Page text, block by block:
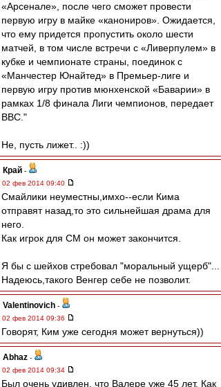
«Арсенале», после чего сможет провести
первую игру в майке «канониров». Ожидается,
что ему придется пропустить около шести
матчей, в том числе встречи с «Ливерпулем» в
кубке и чемпионате страны, поединок с
«Манчестер Юнайтед» в Премьер-лиге и
первую игру против мюнхенской «Баварии» в
рамках 1/8 финала Лиги чемпионов, передает
ВВС."
Не, пусть лижет.. :))
Край -
02 фев 2014 09:40
Смайлики неуместны,имхо--если Кима
отправят назад,то это сильнейшая драма для
него.
Как игрок для СМ он может закончится.
Я бы с шейхов стребовал "моральный ущерб"...
Надеюсь,такого Венгер себе не позволит.
Valentinovich -
02 фев 2014 09:36
Говорят, Ким уже сегодня может вернуться))
Abhaz -
02 фев 2014 09:34
Был очень удивлен, что Валере уже 45 лет. Как